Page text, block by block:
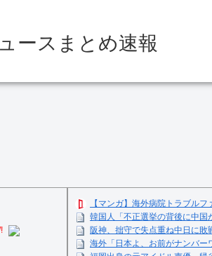
ースまとめ速報
【マンガ】海外病院トラブルフ
韓国人「不正選挙の背後に中国
阪神、拙守で失点重ね中日に敗
海外「日本よ、お前がナンバー